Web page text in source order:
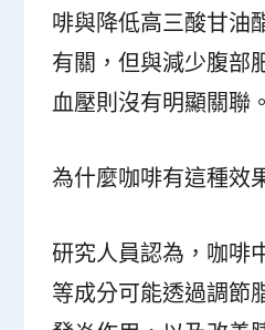
啡與降低高三酸甘油
有關，但與減少腹部
血壓則沒有明顯關聯。
為什麼咖啡有這種效
研究人員認為，咖啡
等成分可能透過調節